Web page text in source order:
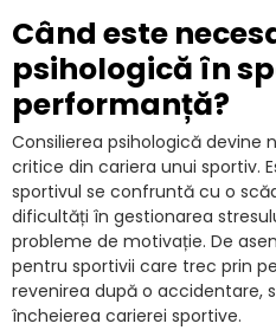
Când este
psihologică în
performanță?
Consilierea psihologică devine
critice din cariera unui sportiv.
sportivul se confruntă cu o
dificultăți în gestionarea
probleme de motivație. De
pentru sportivii care trec prin
revenirea după o accidentare,
încheierea carierei sportive.